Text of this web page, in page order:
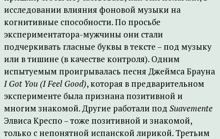
исследовании влияния фоновой музыки на
когнитивные способности. По просьбе
экспериментатора-мужчины они стали
подчеркивать гласные буквы в тексте – под музыку
или в тишине (в качестве контроля). Одним
испытуемым проигрывалась песня Джеймса Брауна
I Got You (I Feel Good), которая в предварительном
эксперименте была признана позитивной и
многим знакомой. Другие работали под Suavemente
Элвиса Креспо – тоже позитивной и знакомой,
только с непонятной испанской лирикой. Третьим